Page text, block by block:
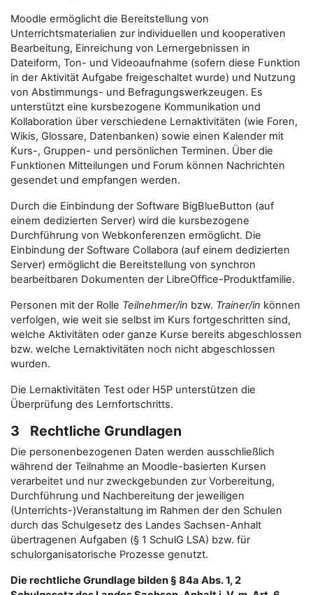
Moodle ermöglicht die Bereitstellung von
Unterrichtsmaterialien zur individuellen und kooperativen
Bearbeitung, Einreichung von Lernergebnissen in
Dateiform, Ton- und Videoaufnahme (sofern diese Funktion
in der Aktivität Aufgabe freigeschaltet wurde) und Nutzung
von Abstimmungs- und Befragungswerkzeugen. Es
unterstützt eine kursbezogene Kommunikation und
Kollaboration über verschiedene Lernaktivitäten (wie Foren,
Wikis, Glossare, Datenbanken) sowie einen Kalender mit
Kurs-, Gruppen- und persönlichen Terminen. Über die
Funktionen Mitteilungen und Forum können Nachrichten
gesendet und empfangen werden.
Durch die Einbindung der Software BigBlueButton (auf
einem dedizierten Server) wird die kursbezogene
Durchführung von Webkonferenzen ermöglicht. Die
Einbindung der Software Collabora (auf einem dedizierten
Server) ermöglicht die Bereitstellung von synchron
bearbeitbaren Dokumenten der LibreOffice-Produktfamilie.
Personen mit der Rolle Teilnehmer/in bzw. Trainer/in können
verfolgen, wie weit sie selbst im Kurs fortgeschritten sind,
welche Aktivitäten oder ganze Kurse bereits abgeschlossen
bzw. welche Lernaktivitäten noch nicht abgeschlossen
wurden.
Die Lernaktivitäten Test oder H5P unterstützen die
Überprüfung des Lernfortschritts.
3 Rechtliche Grundlagen
Die personenbezogenen Daten werden ausschließlich
während der Teilnahme an Moodle-basierten Kursen
verarbeitet und nur zweckgebunden zur Vorbereitung,
Durchführung und Nachbereitung der jeweiligen
(Unterrichts-)Veranstaltung im Rahmen der den Schulen
durch das Schulgesetz des Landes Sachsen-Anhalt
übertragenen Aufgaben (§ 1 SchulG LSA) bzw. für
schulorganisatorische Prozesse genutzt.
Die rechtliche Grundlage bilden § 84a Abs. 1, 2